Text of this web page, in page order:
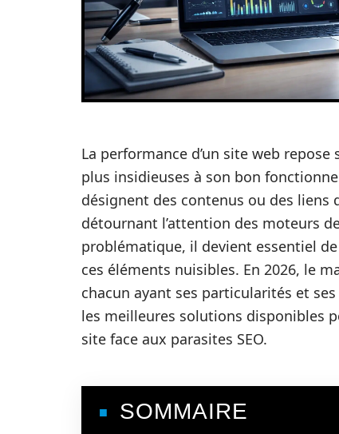
La performance d’un site web
plus insidieuses à son bon
désignent des contenus ou des liens
détournant l’attention des moteurs
problématique, il devient essentiel
ces éléments nuisibles. En 2026, le
chacun ayant ses particularités et
les meilleures solutions disponibles
site face aux parasites SEO.
SOMMAIRE